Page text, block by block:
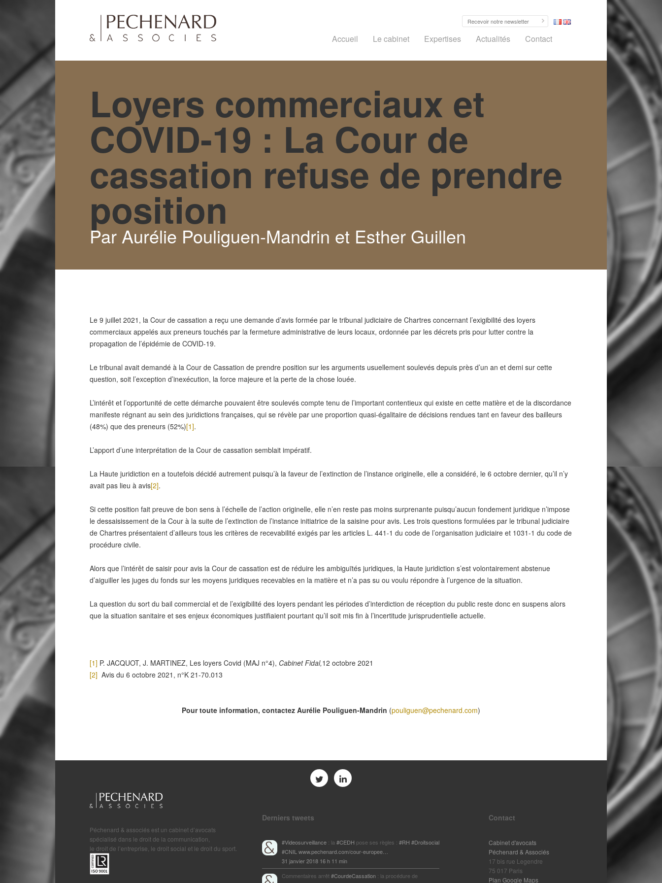
Accueil Le cabinet Expertises Actualités Contact
Loyers commerciaux et
COVID-19 : La Cour de
cassation refuse de prendre
position
Par Aurélie Pouliguen-Mandrin et Esther Guillen
Le 9 juillet 2021, la Cour de cassation a reçu une demande d’avis formée par le tribunal judiciaire de Chartres concernant l’exigibilité des loyers
commerciaux appelés aux preneurs touchés par la fermeture administrative de leurs locaux, ordonnée par les décrets pris pour lutter contre la
propagation de l’épidémie de COVID-19.
Le tribunal avait demandé à la Cour de Cassation de prendre position sur les arguments usuellement soulevés depuis près d’un an et demi sur cette
question, soit l’exception d’inexécution, la force majeure et la perte de la chose louée.
L’intérêt et l’opportunité de cette démarche pouvaient être soulevés compte tenu de l’important contentieux qui existe en cette matière et de la discordance
manifeste régnant au sein des juridictions françaises, qui se révèle par une proportion quasi-égalitaire de décisions rendues tant en faveur des bailleurs
(48%) que des preneurs (52%)[1].
L’apport d’une interprétation de la Cour de cassation semblait impératif.
La Haute juridiction en a toutefois décidé autrement puisqu’à la faveur de l’extinction de l’instance originelle, elle a considéré, le 6 octobre dernier, qu’il n’y
avait pas lieu à avis[2].
Si cette position fait preuve de bon sens à l’échelle de l’action originelle, elle n’en reste pas moins surprenante puisqu’aucun fondement juridique n’impose
le dessaisissement de la Cour à la suite de l’extinction de l’instance initiatrice de la saisine pour avis. Les trois questions formulées par le tribunal judiciaire
de Chartres présentaient d’ailleurs tous les critères de recevabilité exigés par les articles L. 441-1 du code de l’organisation judiciaire et 1031-1 du code de
procédure civile.
Alors que l’intérêt de saisir pour avis la Cour de cassation est de réduire les ambiguïtés juridiques, la Haute juridiction s’est volontairement abstenue
d’aiguiller les juges du fonds sur les moyens juridiques recevables en la matière et n’a pas su ou voulu répondre à l’urgence de la situation.
La question du sort du bail commercial et de l’exigibilité des loyers pendant les périodes d’interdiction de réception du public reste donc en suspens alors
que la situation sanitaire et ses enjeux économiques justifiaient pourtant qu’il soit mis fin à l’incertitude jurisprudentielle actuelle.
[1] P. JACQUOT, J. MARTINEZ, Les loyers Covid (MAJ n°4), Cabinet Fidal,12 octobre 2021
[2] Avis du 6 octobre 2021, n°K 21-70.013
Pour toute information, contactez Aurélie Pouliguen-Mandrin (pouliguen@pechenard.com)
Péchenard & associés est un cabinet d’avocats
spécialisé dans le droit de la communication,
le droit de l’entreprise, le droit social et le droit du sport.
Derniers tweets
#Videosurveillance : la #CEDH pose ses règles : #RH #Droitsocial
#CNIL www.pechenard.com/cour-europee…
31 janvier 2018 16 h 11 min
Commentaires arrêt#CourdeCassation : la procédure de
Contact
Cabinet d'avocats
Péchenard & Associés
17 bis rue Legendre
75 017 Paris
Plan Google Maps